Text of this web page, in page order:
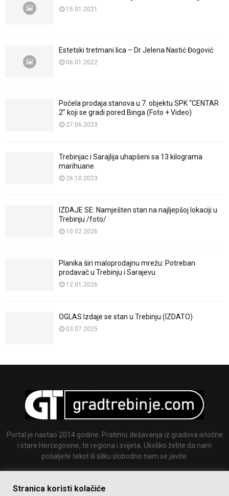
15.01.2021
Estetski tretmani lica – Dr Jelena Nastić Đogović
06.01.2022
Počela prodaja stanova u 7. objektu SPK “CENTAR
2” koji se gradi pored Binga (Foto + Video)
27.06.2023
Trebinjac i Sarajlija uhapšeni sa 13 kilograma
marihuane
26.10.2023
IZDAJE SE: Namješten stan na najljepšoj lokaciji u
Trebinju /foto/
10.02.2026
Planika širi maloprodajnu mrežu: Potreban
prodavač u Trebinju i Sarajevu
12.01.2026
OGLAS Izdaje se stan u Trebinju (IZDATO)
03.07.2025
Portal je nastao 2014 godine. Pratimo dešavanja iz gradova istočne
i stare Hercegovine, te regiona i svijeta. Ukoliko želite da nam
pošaljete tekst ili sliku slobodno nam se javite.
Stranica koristi kolačiće